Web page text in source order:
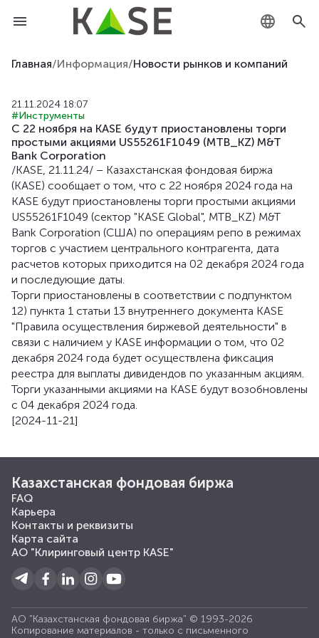
KZ
EN
Главная/Информация/Новости рынков и компаний
21.11.2024 18:07
#Инструменты
С 22 ноября на KASE будут приостановлены торги
простыми акциями US55261F1049 (MTB_KZ) M&T
Bank Corporation
/KASE, 21.11.24/ – Казахстанская фондовая биржа
(KASE) сообщает о том, что с 22 ноября 2024 года на
KASE будут приостановлены торги простыми акциями
US55261F1049 (сектор "KASE Global", MTB_KZ) M&T
Bank Corporation (США) по операциям репо в режимах
торгов с участием центрального контрагента, дата
расчетов которых приходится на 02 декабря 2024 года
и последующие даты.
Торги приостановлены в соответствии с подпунктом
12) пункта 1 статьи 13 внутреннего документа KASE
"Правила осуществления биржевой деятельности" в
связи с наличием у KASE информации о том, что 02
декабря 2024 года будет осуществлена фиксация
реестра для выплаты дивидендов по указанным акциям.
Торги указанными акциями на KASE будут возобновлены
с 04 декабря 2024 года.
[2024-11-21]
Казахстанская фондовая биржа
FAQ
Карьера
Контакты и реквизиты
Карта сайта
АО "Клиринговый центр KASE"
АО "Казахстанская фондовая биржа" © 1993-2026
Копирование материалов - только с письменного